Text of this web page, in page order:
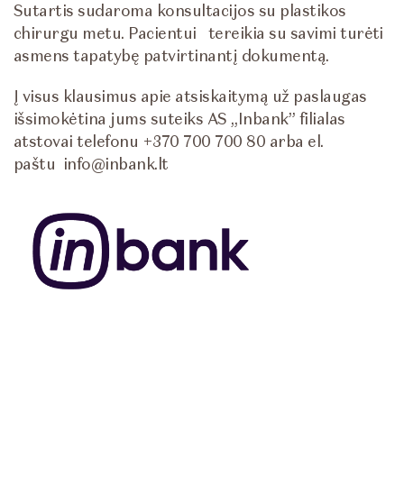
Sutartis sudaroma konsultacijos su plastikos
chirurgu metu. Pacientui tereikia su savimi turėti
asmens tapatybę patvirtinantį dokumentą.
Į visus klausimus apie atsiskaitymą už paslaugas
išsimokėtina jums suteiks AS „Inbank” filialas
atstovai telefonu +370 700 700 80 arba el.
paštu info@inbank.lt